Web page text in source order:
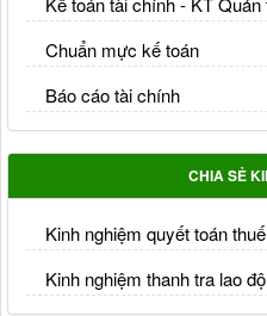
Chuẩn mực kế toán
Báo cáo tài chính
CHIA SẺ
Kinh nghiệm quyết toán thuế
Kinh nghiệm thanh tra lao